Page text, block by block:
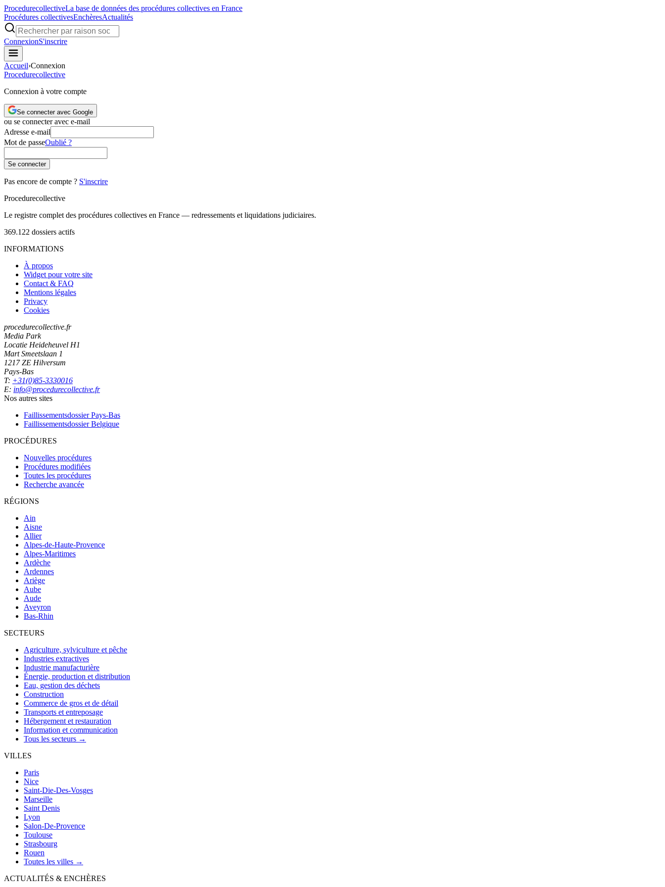
ProcedurecollectiveLa base de données des procédures collectives en France
Procédures collectivesEnchèresActualités
ConnexionS'inscrire
Accueil›Connexion
Procedurecollective
Connexion à votre compte
Se connecter avec Google
ou se connecter avec e-mail
Adresse e-mail
Mot de passeOublié ?
Se connecter
Pas encore de compte ? S'inscrire
Procedurecollective
Le registre complet des procédures collectives en France — redressements et liquidations judiciaires.
369.122 dossiers actifs
INFORMATIONS
À propos
Widget pour votre site
Contact & FAQ
Mentions légales
Privacy
Cookies
procedurecollective.fr
Media Park
Locatie Heideheuvel H1
Mart Smeetslaan 1
1217 ZE Hilversum
Pays-Bas
T: +31(0)85-3330016
E: info@procedurecollective.fr
Nos autres sites
Faillissementsdossier Pays-Bas
Faillissementsdossier Belgique
PROCÉDURES
Nouvelles procédures
Procédures modifiées
Toutes les procédures
Recherche avancée
RÉGIONS
Ain
Aisne
Allier
Alpes-de-Haute-Provence
Alpes-Maritimes
Ardèche
Ardennes
Ariège
Aube
Aude
Aveyron
Bas-Rhin
SECTEURS
Agriculture, sylviculture et pêche
Industries extractives
Industrie manufacturière
Énergie, production et distribution
Eau, gestion des déchets
Construction
Commerce de gros et de détail
Transports et entreposage
Hébergement et restauration
Information et communication
Tous les secteurs →
VILLES
Paris
Nice
Saint-Die-Des-Vosges
Marseille
Saint Denis
Lyon
Salon-De-Provence
Toulouse
Strasbourg
Rouen
Toutes les villes →
ACTUALITÉS & ENCHÈRES